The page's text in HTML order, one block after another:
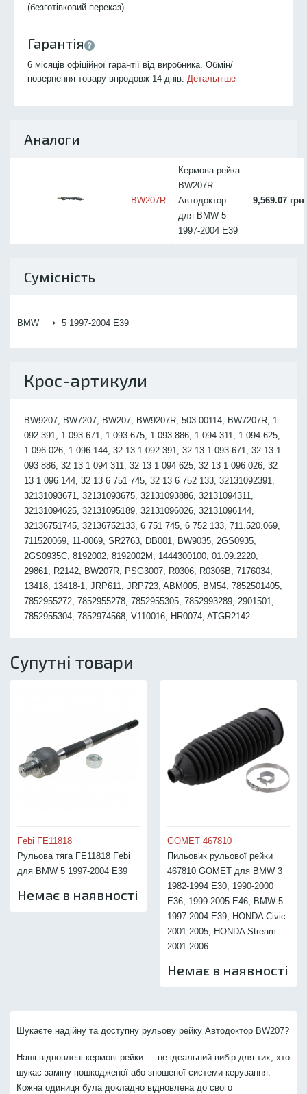
(безготівковий переказ)
Гарантія
6 місяців офіційної гарантії від виробника. Обмін/
повернення товару впродовж 14 днів. Детальніше
Аналоги
BW207R
Кермова рейка
BW207R
Автодоктор
для BMW 5
1997-2004 E39
9,569.07 грн
Сумісність
BMW → 5 1997-2004 E39
Крос-артикули
BW9207, BW7207, BW207, BW9207R, 503-00114, BW7207R, 1
092 391, 1 093 671, 1 093 675, 1 093 886, 1 094 311, 1 094 625,
1 096 026, 1 096 144, 32 13 1 092 391, 32 13 1 093 671, 32 13 1
093 886, 32 13 1 094 311, 32 13 1 094 625, 32 13 1 096 026, 32
13 1 096 144, 32 13 6 751 745, 32 13 6 752 133, 32131092391,
32131093671, 32131093675, 32131093886, 32131094311,
32131094625, 32131095189, 32131096026, 32131096144,
32136751745, 32136752133, 6 751 745, 6 752 133, 711.520.069,
711520069, 11-0069, SR2763, DB001, BW9035, 2GS0935,
2GS0935C, 8192002, 8192002M, 1444300100, 01.09.2220,
29861, R2142, BW207R, PSG3007, R0306, R0306B, 7176034,
13418, 13418-1, JRP611, JRP723, ABM005, BM54, 7852501405,
7852955272, 7852955278, 7852955305, 7852993289, 2901501,
7852955304, 7852974568, V110016, HR0074, ATGR2142
Супутні товари
Febi FE11818
Рульова тяга FE11818 Febi
для BMW 5 1997-2004 E39
Немає в наявності
GOMET 467810
Пильовик рульової рейки
467810 GOMET для BMW 3
1982-1994 E30, 1990-2000
E36, 1999-2005 E46, BMW 5
1997-2004 E39, HONDA Civic
2001-2005, HONDA Stream
2001-2006
Немає в наявності
Шукаєте надійну та доступну рульову рейку Автодоктор BW207?
Наші відновлені кермові рейки — це ідеальний вибір для тих, хто
шукає заміну пошкодженої або зношеної системи керування.
Кожна одиниця була докладно відновлена до свого